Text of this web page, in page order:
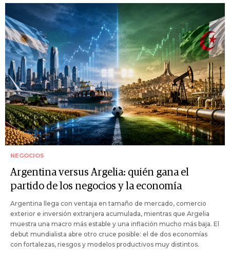
NEGOCIOS
Argentina versus Argelia: quién gana el
partido de los negocios y la economía
Argentina llega con ventaja en tamaño de mercado, comercio
exterior e inversión extranjera acumulada, mientras que Argelia
muestra una macro más estable y una inflación mucho más baja. El
debut mundialista abre otro cruce posible: el de dos economías
con fortalezas, riesgos y modelos productivos muy distintos.